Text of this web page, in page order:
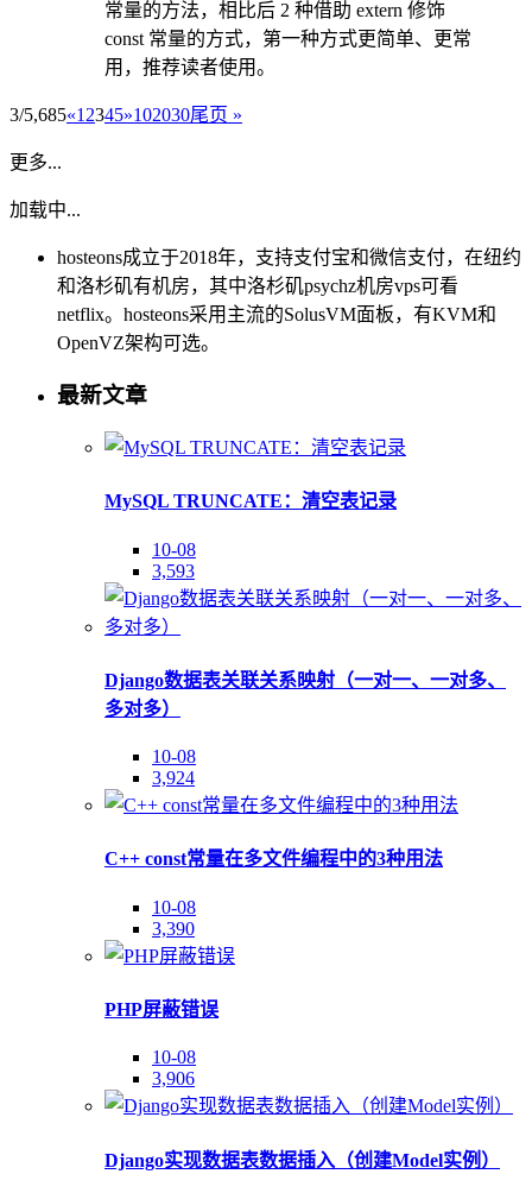
常量的方法，相比后 2 种借助 extern 修饰
const 常量的方式，第一种方式更简单、更常
用，推荐读者使用。
3/5,685«1 2345»102030尾页 »
更多...
加载中...
hosteons成立于2018年，支持支付宝和微信支付，在纽约
和洛杉矶有机房，其中洛杉矶psychz机房vps可看
netflix。hosteons采用主流的SolusVM面板，有KVM和
OpenVZ架构可选。
最新文章
MySQL TRUNCATE：清空表记录
10-08
3,593
Django数据表关联关系映射（一对一、一对多、
多对多）
10-08
3,924
C++ const常量在多文件编程中的3种用法
10-08
3,390
PHP屏蔽错误
10-08
3,906
Django实现数据表数据插入（创建Model实例）